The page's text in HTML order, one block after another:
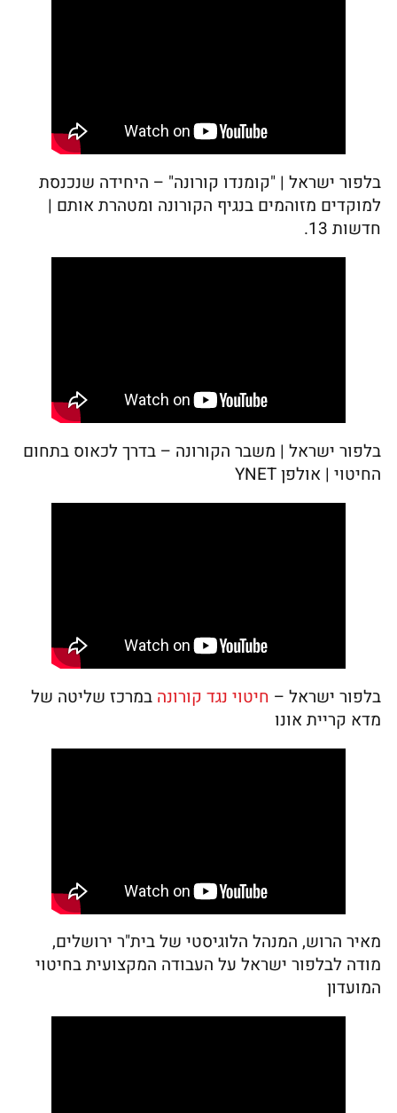
בלפור ישראל | "קומנדו קורונה" – היחידה שנכנסת
למוקדים מזוהמים בנגיף הקורונה ומטהרת אותם |
חדשות 13.
בלפור ישראל | משבר הקורונה – בדרך לכאוס בתחום
החיטוי | אולפן YNET
בלפור ישראל – חיטוי נגד קורונה במרכז שליטה של
מדא קריית אונו
מאיר הרוש, המנהל הלוגיסטי של בית"ר ירושלים,
מודה לבלפור ישראל על העבודה המקצועית בחיטוי
המועדון